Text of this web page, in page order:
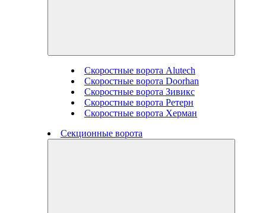
Скоростные ворота Alutech
Скоростные ворота Doorhan
Скоростные ворота Зивикс
Скоростные ворота Ретерн
Скоростные ворота Херман
Секционные ворота